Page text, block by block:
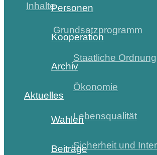
Inhalte
Grundsatzprogramm
Staatliche Ordnung
Ökonomie
Lebensqualität
Sicherheit und
Personen
Kooperation
Archiv
Aktuelles
Wahlen
Beiträge